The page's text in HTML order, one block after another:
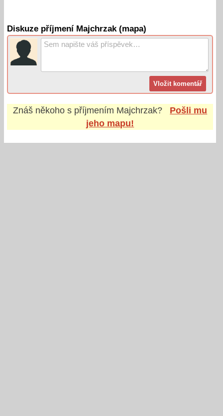
Diskuze příjmení Majchrzak (mapa)
Znáš někoho s příjmením Majchrzak?
Pošli mu
jeho mapu!